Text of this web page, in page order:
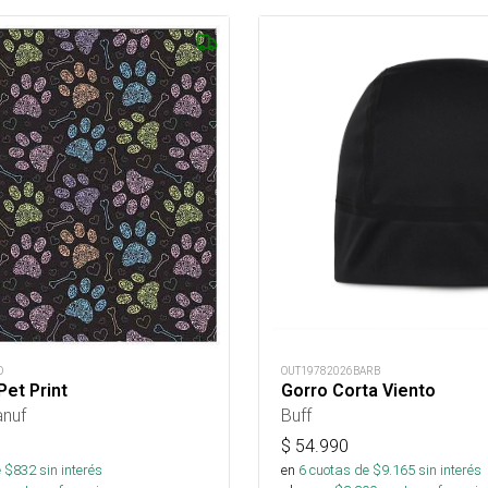
Print
$832sin interés
OUT19782026BARB
Gorro Corta Viento
Buff
$ 54.990
en 6cuotas de $9.165sin interés